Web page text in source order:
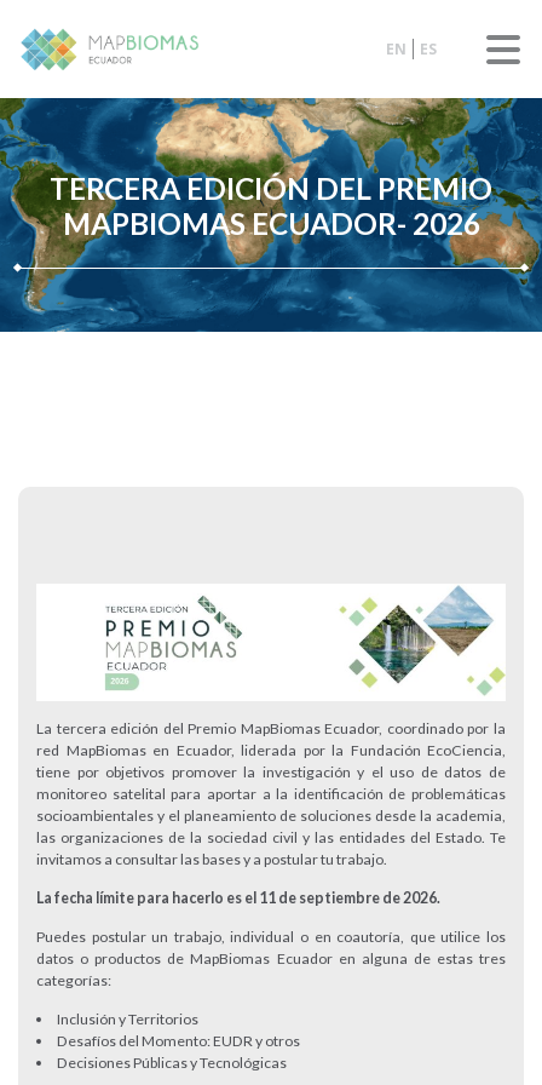
EN ES
TERCERA EDICIÓN DEL PREMIO
MAPBIOMAS ECUADOR- 2026
La tercera edición del Premio MapBiomas Ecuador, coordinado por la
red MapBiomas en Ecuador, liderada por la Fundación EcoCiencia,
tiene por objetivos promover la investigación y el uso de datos de
monitoreo satelital para aportar a la identificación de problemáticas
socioambientales y el planeamiento de soluciones desde la academia,
las organizaciones de la sociedad civil y las entidades del Estado. Te
invitamos a consultar las bases y a postular tu trabajo.
La fecha límite para hacerlo es el 11 de septiembre de 2026.
Puedes postular un trabajo, individual o en coautoría, que utilice los
datos o productos de MapBiomas Ecuador en alguna de estas tres
categorías:
Inclusión y Territorios
Desafíos del Momento: EUDR y otros
Decisiones Públicas y Tecnológicas